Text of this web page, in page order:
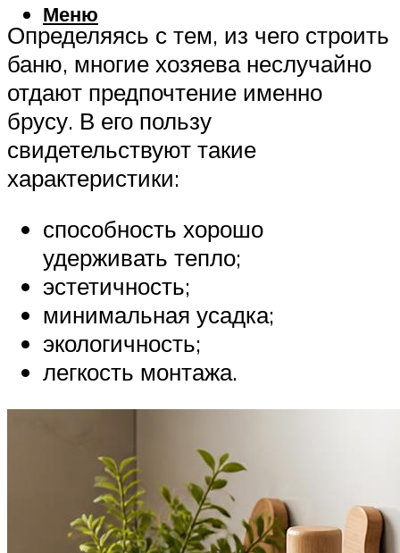
Меню
Определяясь с тем, из чего строить
баню, многие хозяева неслучайно
отдают предпочтение именно
брусу. В его пользу
свидетельствуют такие
характеристики:
способность хорошо
удерживать тепло;
эстетичность;
минимальная усадка;
экологичность;
легкость монтажа.